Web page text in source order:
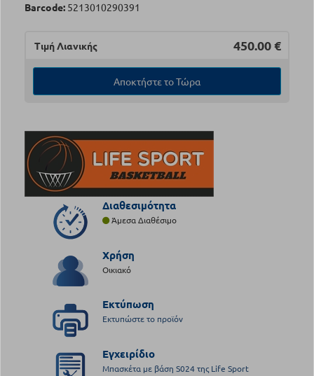
Barcode: 5213010290391
Τιμή Λιανικής 450.00 €
Αποκτήστε το Τώρα
Διαθεσιμότητα
Άμεσα Διαθέσιμο
Χρήση
Οικιακό
Εκτύπωση
Εκτυπώστε το προϊόν
Εγχειρίδιο
Μπασκέτα με βάση S024 της Life Sport